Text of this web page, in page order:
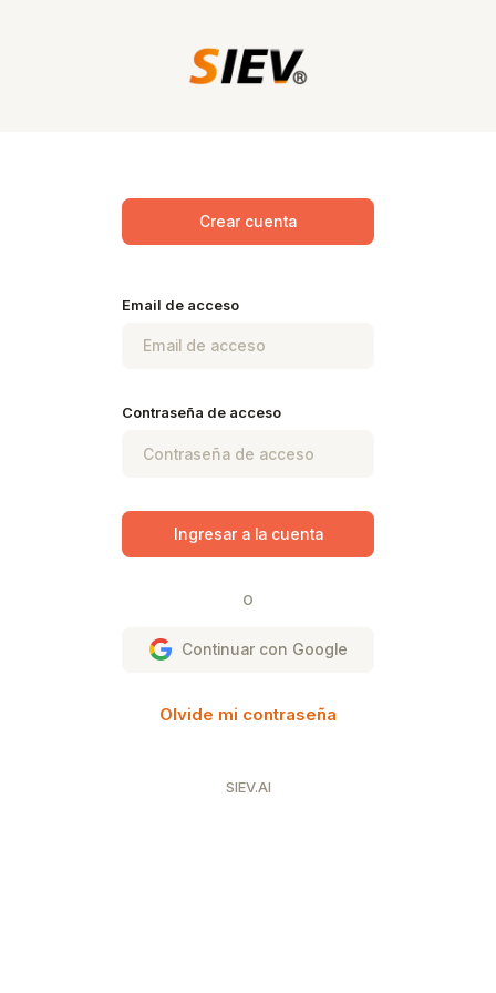
Crear cuenta
Email de acceso
Contraseña de acceso
Ingresar a la cuenta
O
Continuar con Google
Olvide mi contraseña
SIEV.AI